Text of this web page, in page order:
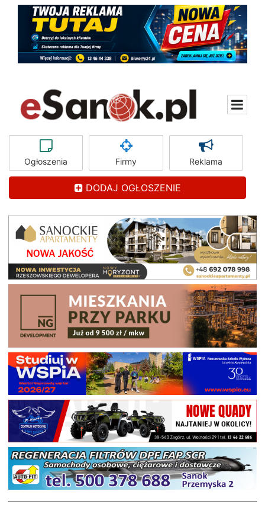
Ogłoszenia Firmy Reklama
DODAJ OGŁOSZENIE